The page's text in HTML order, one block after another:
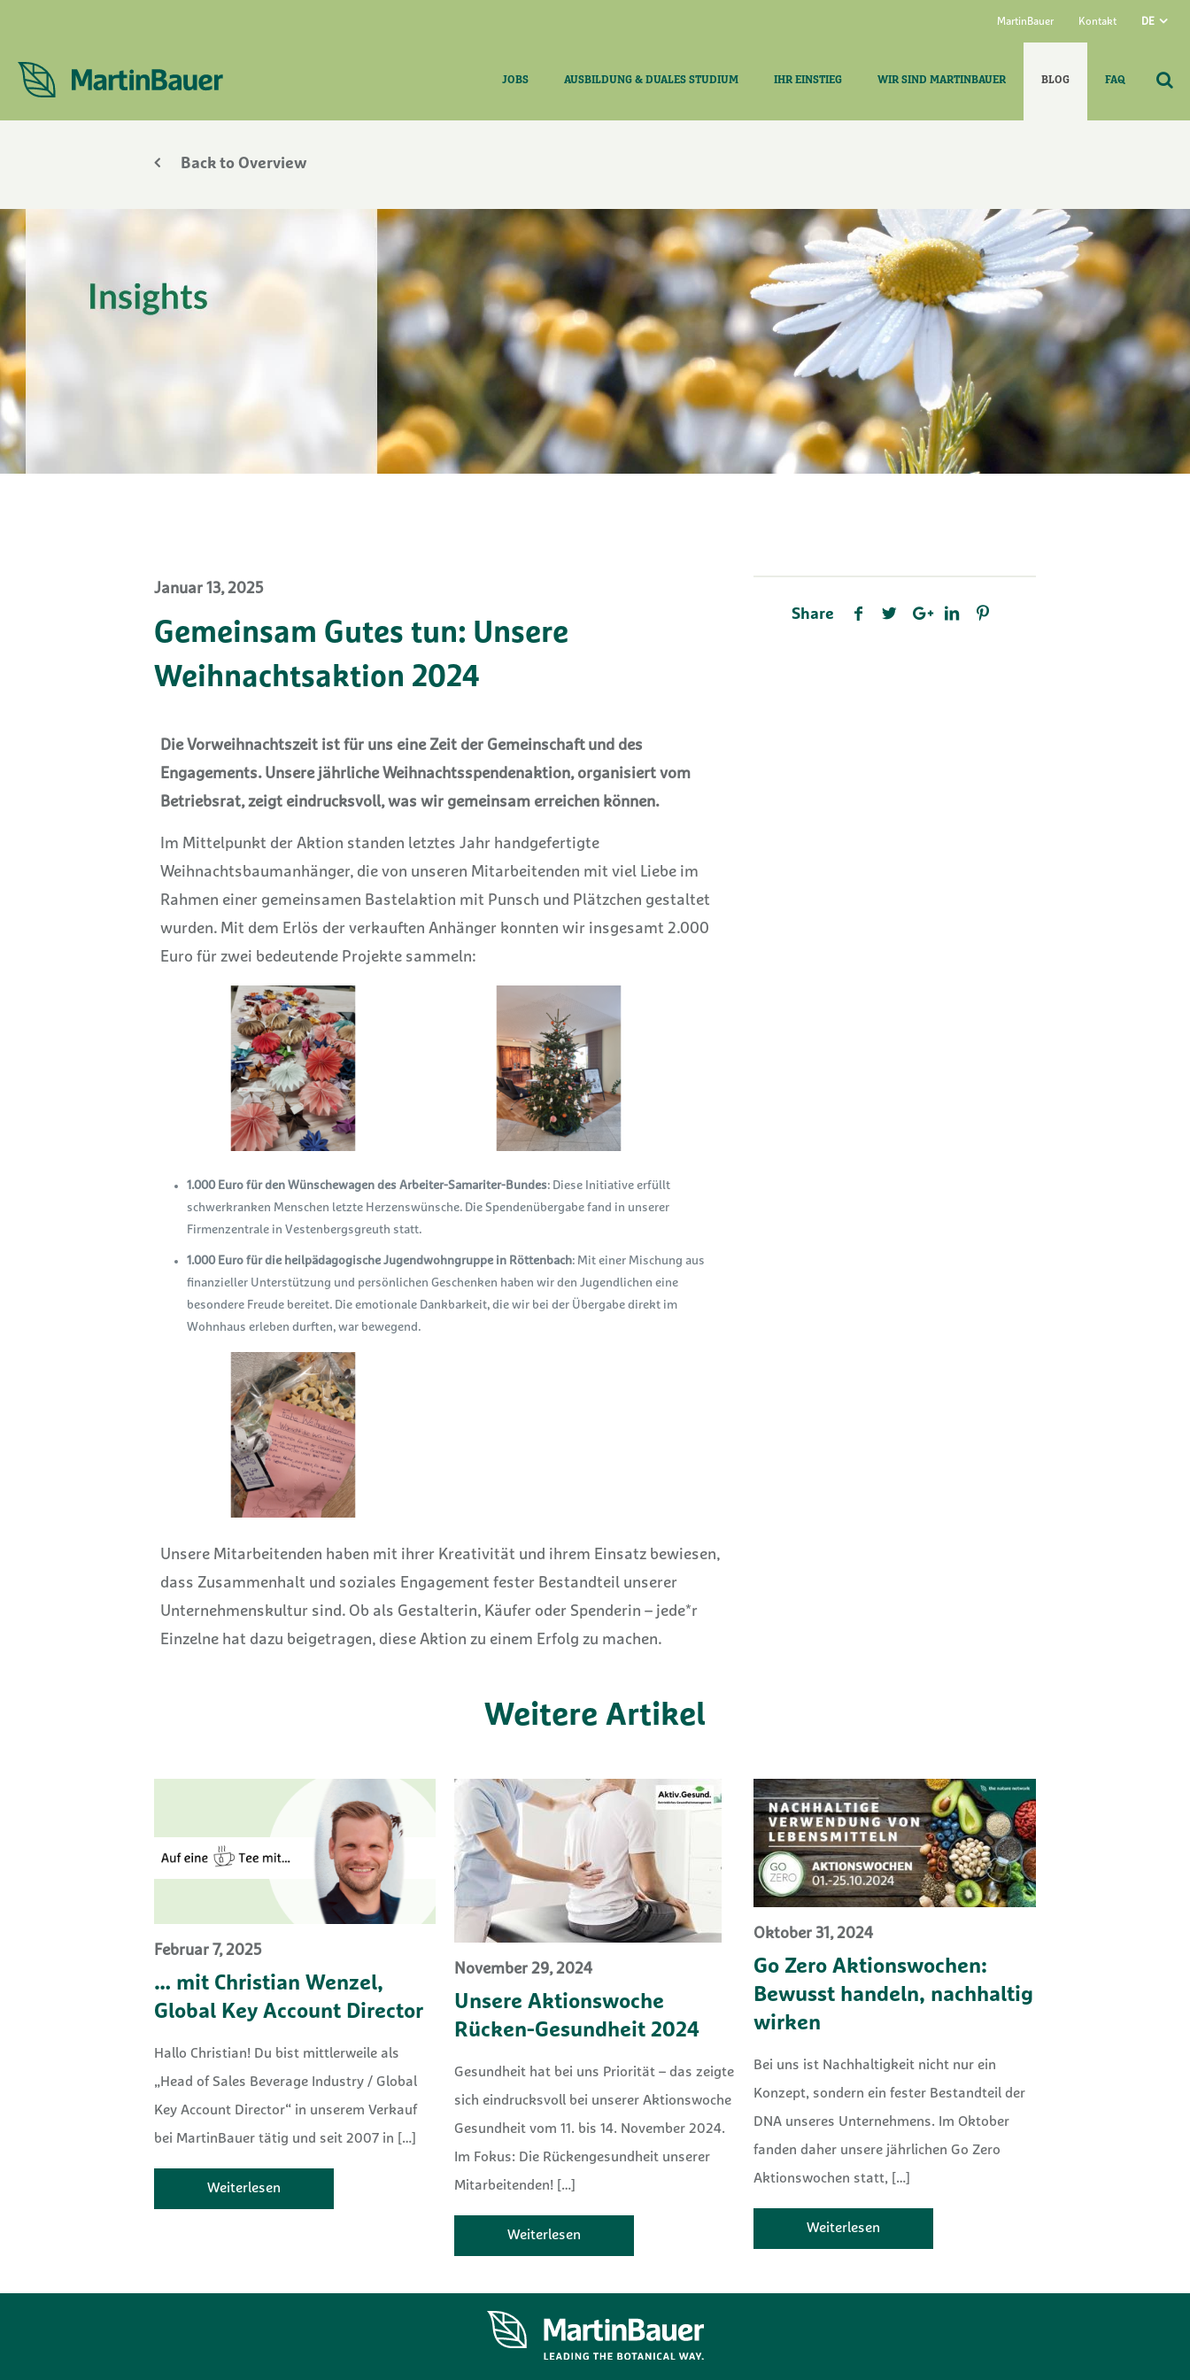
MartinBauer Kontakt DE
JOBS AUSBILDUNG & DUALES STUDIUM IHR EINSTIEG WIR SIND MARTINBAUER BLOG FAQ
Back to Overview
Januar 13, 2025
Gemeinsam Gutes tun: Unsere
Weihnachtsaktion 2024
Die Vorweihnachtszeit ist für uns eine Zeit der Gemeinschaft und des
Engagements. Unsere jährliche Weihnachtsspendenaktion, organisiert vom
Betriebsrat, zeigt eindrucksvoll, was wir gemeinsam erreichen können.
Im Mittelpunkt der Aktion standen letztes Jahr handgefertigte
Weihnachtsbaumanhänger, die von unseren Mitarbeitenden mit viel Liebe im
Rahmen einer gemeinsamen Bastelaktion mit Punsch und Plätzchen gestaltet
wurden. Mit dem Erlös der verkauften Anhänger konnten wir insgesamt 2.000
Euro für zwei bedeutende Projekte sammeln:
1.000 Euro für den Wünschewagen des Arbeiter-Samariter-Bundes: Diese Initiative erfüllt
schwerkranken Menschen letzte Herzenswünsche. Die Spendenübergabe fand in unserer
Firmenzentrale in Vestenbergsgreuth statt.
1.000 Euro für die heilpädagogische Jugendwohngruppe in Röttenbach: Mit einer Mischung aus
finanzieller Unterstützung und persönlichen Geschenken haben wir den Jugendlichen eine
besondere Freude bereitet. Die emotionale Dankbarkeit, die wir bei der Übergabe direkt im
Wohnhaus erleben durften, war bewegend.
Unsere Mitarbeitenden haben mit ihrer Kreativität und ihrem Einsatz bewiesen,
dass Zusammenhalt und soziales Engagement fester Bestandteil unserer
Unternehmenskultur sind. Ob als Gestalterin, Käufer oder Spenderin – jede*r
Einzelne hat dazu beigetragen, diese Aktion zu einem Erfolg zu machen.
Share
Weitere Artikel
Februar 7, 2025
… mit Christian Wenzel,
Global Key Account Director
Hallo Christian! Du bist mittlerweile als
„Head of Sales Beverage Industry / Global
Key Account Director“ in unserem Verkauf
bei MartinBauer tätig und seit 2007 in […]
Weiterlesen
November 29, 2024
Unsere Aktionswoche
Rücken-Gesundheit 2024
Gesundheit hat bei uns Priorität – das zeigte
sich eindrucksvoll bei unserer Aktionswoche
Gesundheit vom 11. bis 14. November 2024.
Im Fokus: Die Rückengesundheit unserer
Mitarbeitenden![…]
Weiterlesen
Oktober 31, 2024
Go Zero Aktionswochen:
Bewusst handeln, nachhaltig
wirken
Bei uns ist Nachhaltigkeit nicht nur ein
Konzept, sondern ein fester Bestandteil der
DNA unseres Unternehmens. Im Oktober
fanden daher unsere jährlichen Go Zero
Aktionswochen statt, […]
Weiterlesen